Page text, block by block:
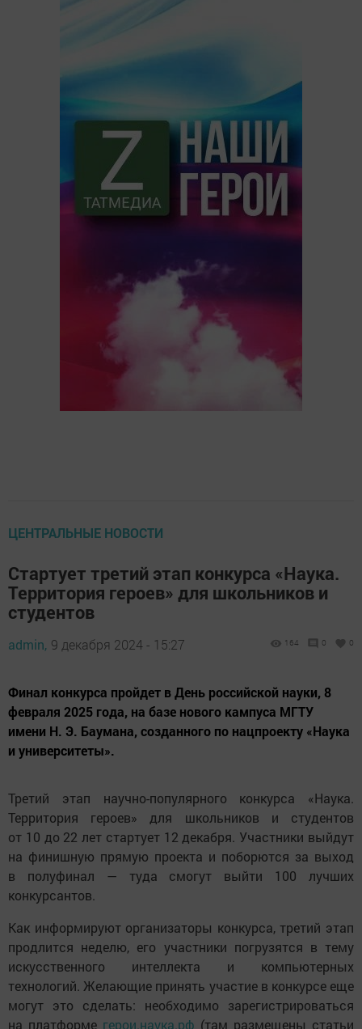
ЦЕНТРАЛЬНЫЕ НОВОСТИ
Стартует третий этап конкурса «Наука.
Территория героев» для школьников и
студентов
admin, 9 декабря 2024 - 15:27 164 0 0
Финал конкурса пройдет в День российской науки, 8
февраля 2025 года, на базе нового кампуса МГТУ
имени Н. Э. Баумана, созданного по нацпроекту «Наука
и университеты».
Третий этап научно-популярного конкурса «Наука.
Территория героев» для школьников и студентов
от 10 до 22 лет стартует 12 декабря. Участники выйдут
на финишную прямую проекта и поборются за выход
в полуфинал — туда смогут выйти 100 лучших
конкурсантов.
Как информируют организаторы конкурса, третий этап
продлится неделю, его участники погрузятся в тему
искусственного интеллекта и компьютерных
технологий. Желающие принять участие в конкурсе еще
могут это сделать: необходимо зарегистрироваться
на платформе герои.наука.рф (там размещены статьи